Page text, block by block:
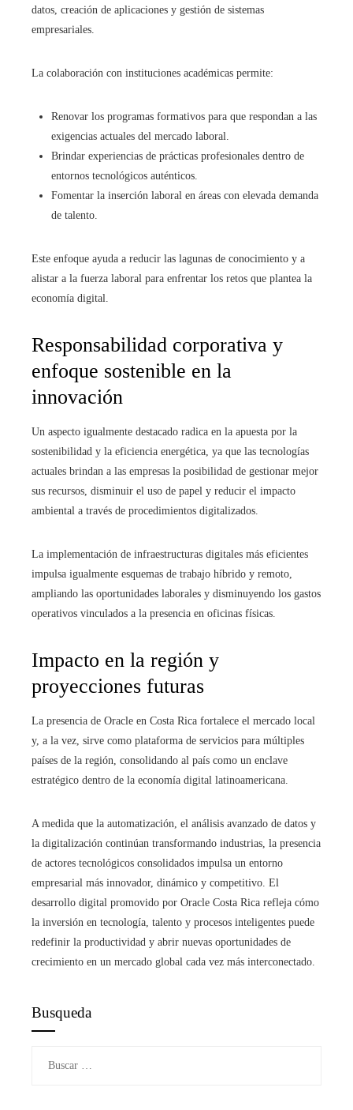
datos, creación de aplicaciones y gestión de sistemas
empresariales.
La colaboración con instituciones académicas permite:
Renovar los programas formativos para que respondan a las
exigencias actuales del mercado laboral.
Brindar experiencias de prácticas profesionales dentro de
entornos tecnológicos auténticos.
Fomentar la inserción laboral en áreas con elevada demanda
de talento.
Este enfoque ayuda a reducir las lagunas de conocimiento y a
alistar a la fuerza laboral para enfrentar los retos que plantea la
economía digital.
Responsabilidad corporativa y
enfoque sostenible en la
innovación
Un aspecto igualmente destacado radica en la apuesta por la
sostenibilidad y la eficiencia energética, ya que las tecnologías
actuales brindan a las empresas la posibilidad de gestionar mejor
sus recursos, disminuir el uso de papel y reducir el impacto
ambiental a través de procedimientos digitalizados.
La implementación de infraestructuras digitales más eficientes
impulsa igualmente esquemas de trabajo híbrido y remoto,
ampliando las oportunidades laborales y disminuyendo los gastos
operativos vinculados a la presencia en oficinas físicas.
Impacto en la región y
proyecciones futuras
La presencia de Oracle en Costa Rica fortalece el mercado local
y, a la vez, sirve como plataforma de servicios para múltiples
países de la región, consolidando al país como un enclave
estratégico dentro de la economía digital latinoamericana.
A medida que la automatización, el análisis avanzado de datos y
la digitalización continúan transformando industrias, la presencia
de actores tecnológicos consolidados impulsa un entorno
empresarial más innovador, dinámico y competitivo. El
desarrollo digital promovido por Oracle Costa Rica refleja cómo
la inversión en tecnología, talento y procesos inteligentes puede
redefinir la productividad y abrir nuevas oportunidades de
crecimiento en un mercado global cada vez más interconectado.
Busqueda